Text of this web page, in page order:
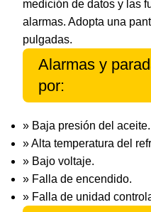
medición de datos y las
alarmas. Adopta una
pulgadas.
Alarmas y
por:
» Baja presión del aceite.
» Alta temperatura del
» Bajo voltaje.
» Falla de encendido.
» Falla de unidad